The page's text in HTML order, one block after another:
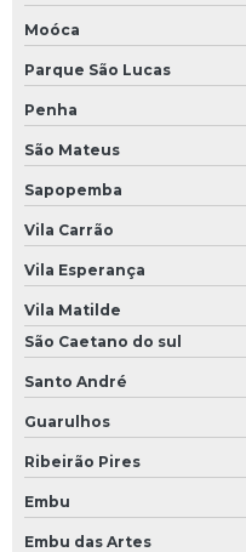
Moóca
Parque São Lucas
Penha
São Mateus
Sapopemba
Vila Carrão
Vila Esperança
Vila Matilde
São Caetano do sul
Santo André
Guarulhos
Ribeirão Pires
Embu
Embu das Artes